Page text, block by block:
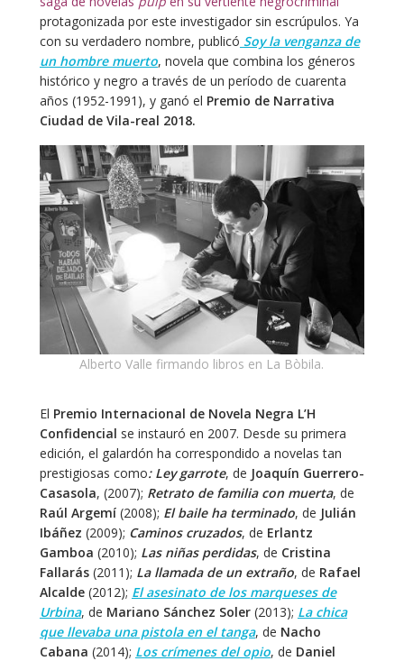
protagonizada por este investigador sin escrúpulos. Ya
con su verdadero nombre, publicó Soy la venganza de
un hombre muerto, novela que combina los géneros
histórico y negro a través de un período de cuarenta
años (1952-1991), y ganó el Premio de Narrativa
Ciudad de Vila-real 2018.
Alberto Valle firmando libros en La Bòbila.
El Premio Internacional de Novela Negra L’H
Confidencial se instauró en 2007. Desde su primera
edición, el galardón ha correspondido a novelas tan
prestigiosas como: Ley garrote, de Joaquín Guerrero-
Casasola, (2007); Retrato de familia con muerta, de
Raúl Argemí(2008); El baile ha terminado, de Julián
Ibáñez (2009); Caminos cruzados, de Erlantz
Gamboa (2010); Las niñas perdidas, de Cristina
Fallarás(2011); La llamada de un extraño, de Rafael
Alcalde (2012); El asesinato de los marqueses de
Urbina, de Mariano Sánchez Soler(2013); La chica
que llevaba una pistola en el tanga, de Nacho
Cabana (2014); Los crímenes del opio, de Daniel